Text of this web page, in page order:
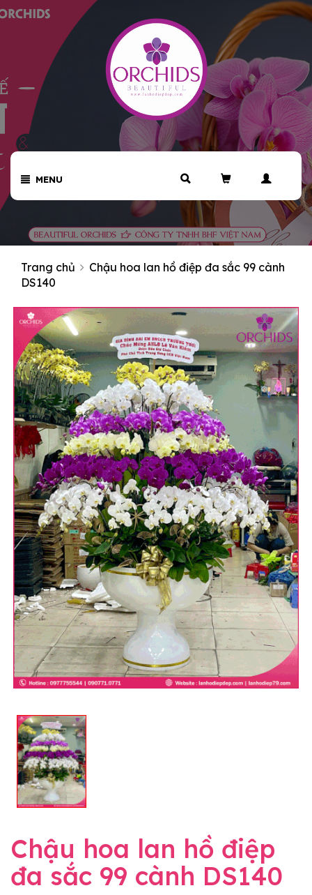
MENU
Trang chủ
Chậu hoa lan hồ điệp đa sắc 99 cành
DS140
Chậu hoa lan hồ điệp
đa sắc 99 cành DS140